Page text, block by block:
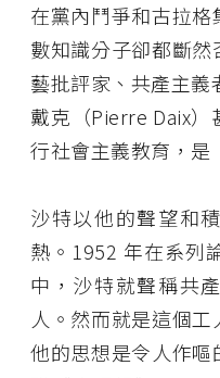
在黨內鬥爭和古拉
數知識分子卻都斷
藝批評家、共產主
戴克（Pierre Daix
行社會主義教育，是
沙特以他的聲望和
熱。1952 年在系列
中，沙特就聲稱共
人。然而就是這個
他的思想是令人作